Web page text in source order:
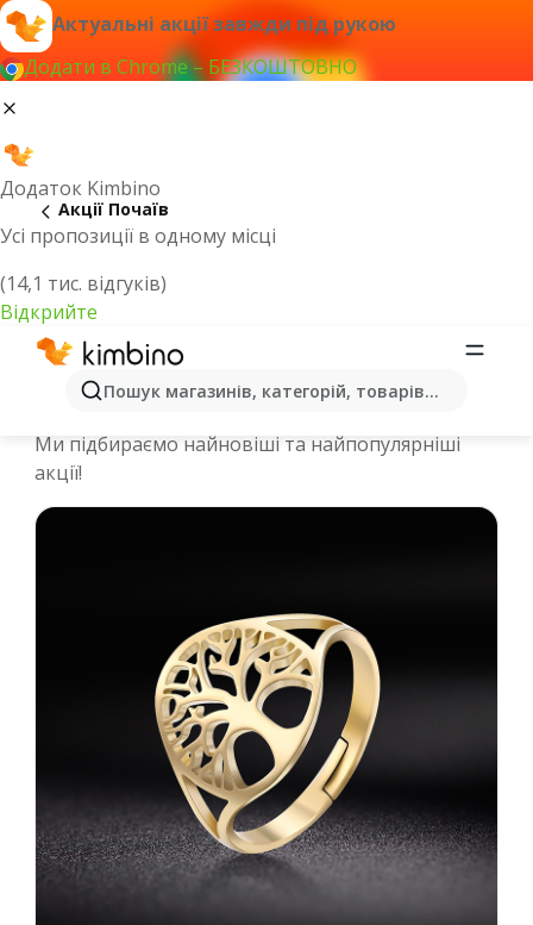
Актуальні акції завжди під рукою
Додати в Chrome – БЕЗКОШТОВНО
Додаток Kimbino
Усі пропозиції в одному місці
(14,1 тис. відгуків)
Відкрийте
Пошук магазинів, категорій, товарів...
Акції Почаїв
Спеціальні пропозиції та каталоги
Ми підбираємо найновіші та найпопулярніші
акції!